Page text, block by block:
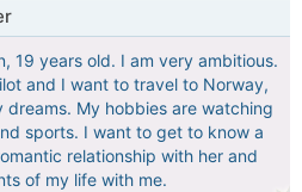
19 years old. I am very ambitious.
and I want to travel to Norway,
My hobbies are watching
sports. I want to get to know a
relationship with her and
of my life with me.